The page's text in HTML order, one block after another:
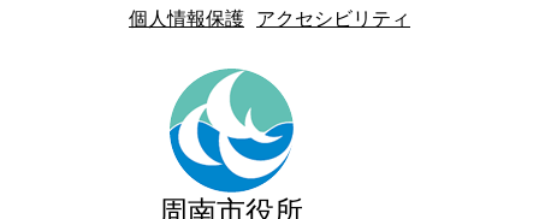
個人情報保護
アクセシビリティ
周南市役所